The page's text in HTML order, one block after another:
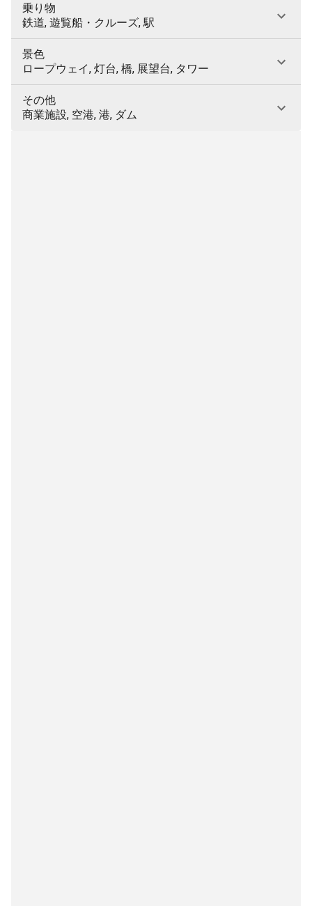
乗り物
鉄道, 遊覧船・クルーズ, 駅
景色
ロープウェイ, 灯台, 橋, 展望台, タワー
その他
商業施設, 空港, 港, ダム